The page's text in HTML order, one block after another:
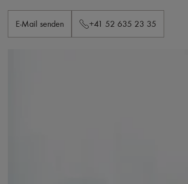
E-Mail senden +41 52 635 23 35